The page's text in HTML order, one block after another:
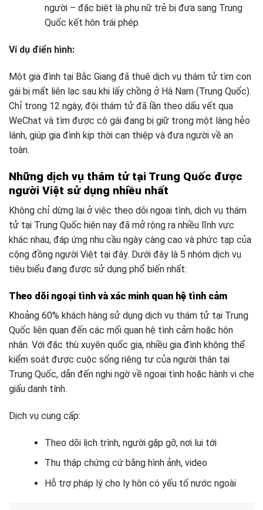
người – đặc biệt là phụ nữ trẻ bị đưa sang Trung
Quốc kết hôn trái phép.
Ví dụ điển hình:
Một gia đình tại Bắc Giang đã thuê dịch vụ thám tử tìm con
gái bị mất liên lạc sau khi lấy chồng ở Hà Nam (Trung Quốc).
Chỉ trong 12 ngày, đội thám tử đã lần theo dấu vết qua
WeChat và tìm được cô gái đang bị giữ trong một làng hẻo
lánh, giúp gia đình kịp thời can thiệp và đưa người về an
toàn.
Những dịch vụ thám tử tại Trung Quốc được
người Việt sử dụng nhiều nhất
Không chỉ dừng lại ở việc theo dõi ngoại tình, dịch vụ thám
tử tại Trung Quốc hiện nay đã mở rộng ra nhiều lĩnh vực
khác nhau, đáp ứng nhu cầu ngày càng cao và phức tạp của
cộng đồng người Việt tại đây. Dưới đây là 5 nhóm dịch vụ
tiêu biểu đang được sử dụng phổ biến nhất:
Theo dõi ngoại tình và xác minh quan hệ tình cảm
Khoảng 60% khách hàng sử dụng dịch vụ thám tử tại Trung
Quốc liên quan đến các mối quan hệ tình cảm hoặc hôn
nhân. Với đặc thù xuyên quốc gia, nhiều gia đình không thể
kiểm soát được cuộc sống riêng tư của người thân tại
Trung Quốc, dẫn đến nghi ngờ về ngoại tình hoặc hành vi che
giấu danh tính.
Dịch vụ cung cấp:
Theo dõi lịch trình, người gặp gỡ, nơi lui tới
Thu thập chứng cứ bằng hình ảnh, video
Hỗ trợ pháp lý cho ly hôn có yếu tố nước ngoài